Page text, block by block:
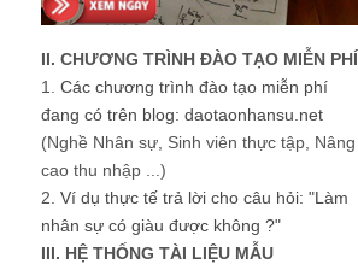
II. CHƯƠNG TRÌNH ĐÀO TẠO MIỄN PHÍ
1. Các chương trình đào tạo miễn phí
đang có trên blog: daotaonhansu.net
(Nghề Nhân sự, Sinh viên thực tập, Nâng
cao thu nhập ...)
2. Ví dụ thực tế trả lời cho câu hỏi: "Làm
nhân sự có giàu được không ?"
III. HỆ THỐNG TÀI LIỆU MẪU